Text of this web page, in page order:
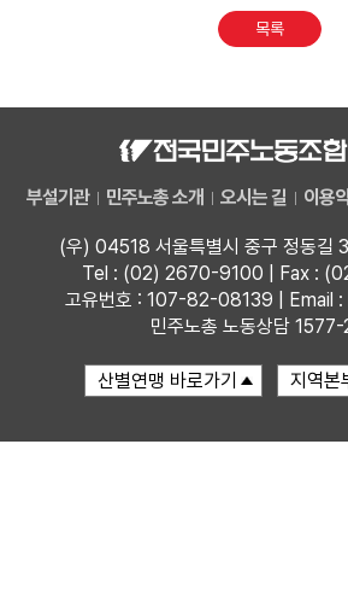
목록
부설기관 민주노총 소개 오시는 길 이용
(우) 04518 서울특별시 중구 정동길
Tel : (02) 2670-9100 | Fax :
고유번호 : 107-82-08139 | Email
민주노총 노동상담